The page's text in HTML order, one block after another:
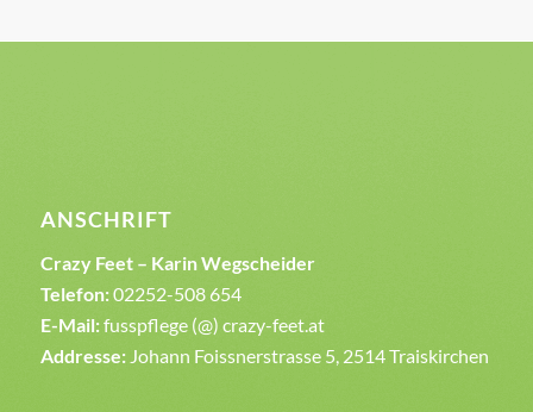
ANSCHRIFT
Crazy Feet – Karin Wegscheider
Telefon:02252-508 654
E-Mail:fusspflege (@) crazy-feet.at
Addresse:Johann Foissnerstrasse 5, 2514 Traiskirchen